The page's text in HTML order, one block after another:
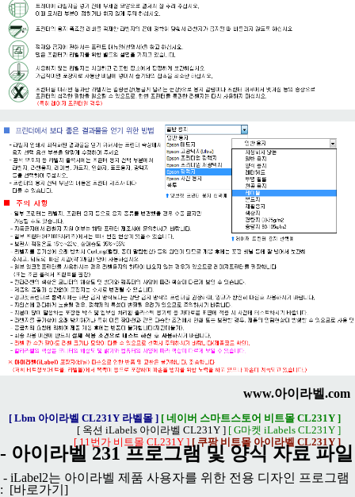
www.아이라벨.com
[ Lbm 아이라벨 CL231Y 라벨몰 ] [ 네이버 스마트스토어 비트몰 CL231Y ]
[ 옥션 iLabels 아이라벨 CL231Y ] [ G마켓 iLabels CL231Y ]
[ 11번가 비트몰 CL231Y ] [ 쿠팡 비트몰 아이라벨 CL231Y ]
- 아이라벨 231 프로그램 및 양식 자료 파일
- iLabel2는 아이라벨 제품 사용자를 위한 전용 디자인 프로그램
: [바로가기]